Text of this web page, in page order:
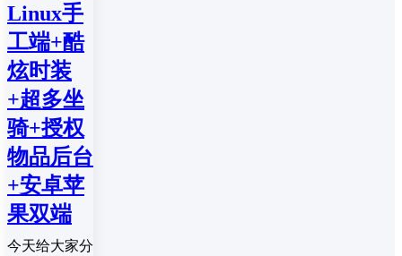
Linux手
工端+酷
炫时装
+超多坐
骑+授权
物品后台
+安卓苹
果双端
今天给大家分